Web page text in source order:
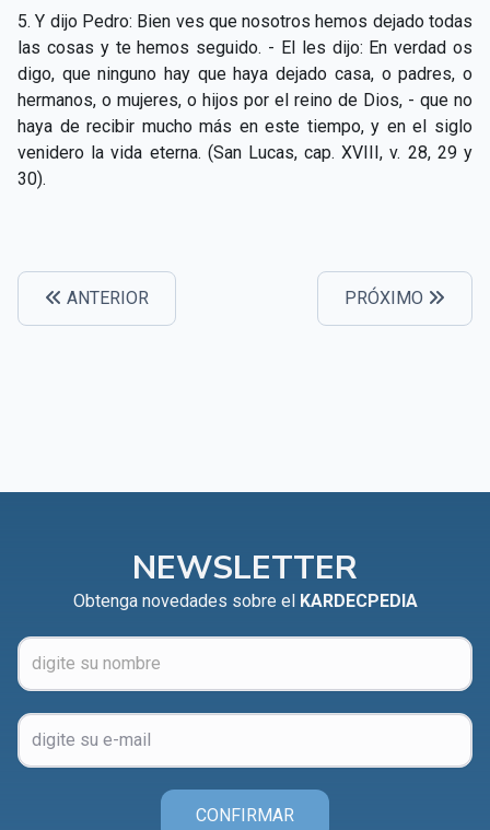
CAPÍTULO XVIII - Muchos son los llamados y pocos
los escogidos
▸
CAPÍTULO XIX - La fe transporta las montañas ▸
CAPÍTULO XX - Los obreros de la última hora ▸
CAPÍTULO XXI - Habrá falsos Cristos y falsos
CAPÍTULO XXIII - Moral extraña
gratuitamente
CAPÍTULO XXVIII - Colección de oraciones
espiritistas
5. Y dijo Pedro: Bien ves que nosotros hemos dejado todas
las cosas y te hemos seguido. - El les dijo: En verdad os
digo, que ninguno hay que haya dejado casa, o padres, o
hermanos, o mujeres, o hijos por el reino de Dios, - que no
haya de recibir mucho más en este tiempo, y en el siglo
venidero la vida eterna. (San Lucas, cap. XVIII, v. 28, 29 y
30).
ANTERIOR PRÓXIMO
NEWSLETTER
Obtenga novedades sobre el KARDECPEDIA
CONFIRMAR